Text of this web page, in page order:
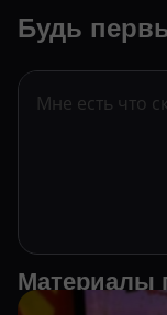
Будь
Материалы